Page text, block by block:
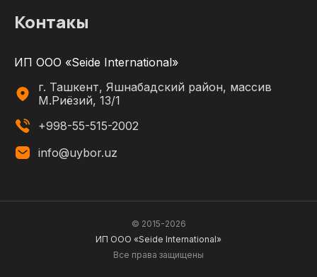
Контакы
ИП ООО «Seide International»
г. Ташкент, Яшнабадский район, массив
М.Риёзий, 13/1
+998-55-515-2002
info@uybor.uz
© 2015-2026
ИП ООО «Seide International»
Все права защищены